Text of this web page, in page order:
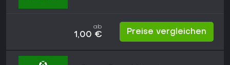
ab
1,00 € Preise vergleichen